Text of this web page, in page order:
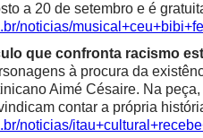
a 20 de setembro e é
noticias/
que confronta racismo
à procura da
Aimé Césaire. Na
contar a própria
noticias/